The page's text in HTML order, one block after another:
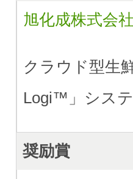
旭化成株式会社
クラウド型生
Logi™」シス
奨励賞